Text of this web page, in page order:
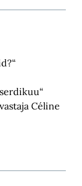
Céline